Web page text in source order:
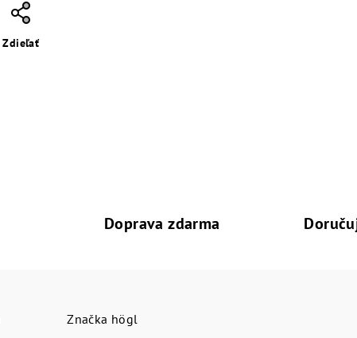
Zdieľať
Doprava zdarma
Značka högl